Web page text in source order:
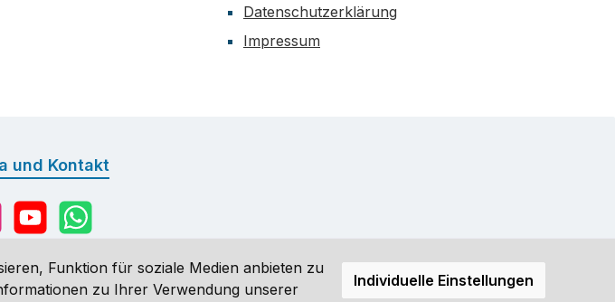
Datenschutzerklärung
Impressum
und Kontakt
YouTubeWhatsApp
Funktion für soziale Medien anbieten zu
zu Ihrer Verwendung unserer
Individuelle Einstellungen